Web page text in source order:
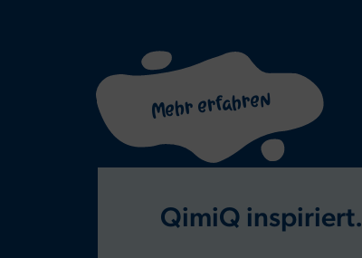
Mehr erfahren
QimiQ inspiriert.